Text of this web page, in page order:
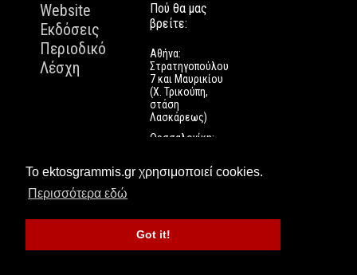
Το ektosgrammis.gr χρησιμοποιεί cookies.
Περισσότερα εδώ
Got it!
Website
Εκδόσεις
Περιοδικό
Λέσχη
Πού θα μας
βρείτε:
Αθήνα:
Στρατηγοπούλου
7 και Μαυρικίου
(Χ. Τρικούπη,
στάση
Λασκάρεως)
Θεσσαλονίκη:
Πάτρα: Τριών